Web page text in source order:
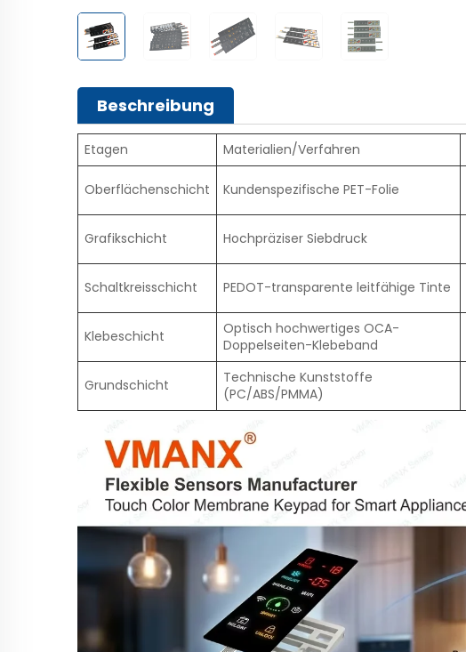
Beschreibung
Etagen Materialien/Verfahren
Oberflächenschicht Kundenspezifische PET-Folie
Grafikschicht Hochpräziser Siebdruck
Schaltkreisschicht PEDOT-transparente leitfähige Tinte
Klebeschicht
Optisch hochwertiges OCA-
Doppelseiten-Klebeband
Grundschicht
Technische Kunststoffe
(PC/ABS/PMMA)